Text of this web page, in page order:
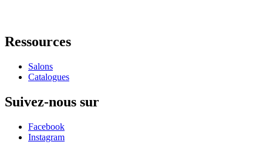
Ressources
Salons
Catalogues
Suivez-nous sur
Facebook
Instagram